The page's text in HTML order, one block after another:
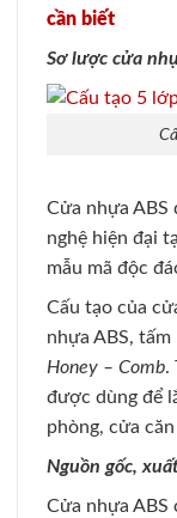
cần biết
Sơ lược cửa
Cửa nhựa ABS
nghệ hiện đại
mẫu mã độc
Cấu tạo của
nhựa ABS,
Honey – Comb.
được dùng để
phòng, cửa
Nguồn gốc,
Cửa nhựa